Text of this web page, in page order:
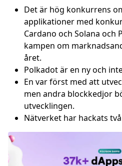
Det är hög konkurrens
applikationer med
Cardano och Solana och
kampen om
året.
Polkadot är en ny och
En var först med att
men andra blockkedjor
utvecklingen.
Nätverket har hackats